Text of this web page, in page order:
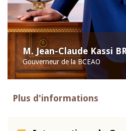
M. Jean-Claude Kassi
Gouverneur de la BCEAO
Plus d'informations